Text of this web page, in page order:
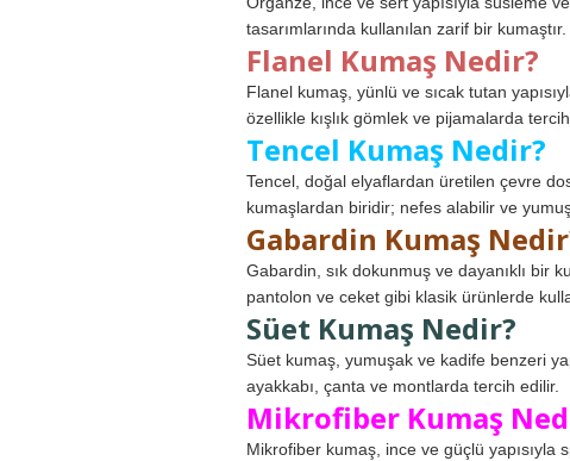
tasarımlarında kullanılan zarif bir kumaştır.
Flanel Kumaş Nedir?
Flanel kumaş, yünlü ve sıcak tutan
özellikle kışlık gömlek ve pijamalarda
Tencel Kumaş Nedir?
Tencel, doğal elyaflardan üretilen çevre
kumaşlardan biridir; nefes alabilir ve
Gabardin Kumaş
Gabardin, sık dokunmuş ve dayanıklı bir
pantolon ve ceket gibi klasik ürünlerde
Süet Kumaş Nedir?
Süet kumaş, yumuşak ve kadife benzeri
ayakkabı, çanta ve montlarda tercih edilir.
Mikrofiber Kumaş
Mikrofiber kumaş, ince ve güçlü yapısıyla